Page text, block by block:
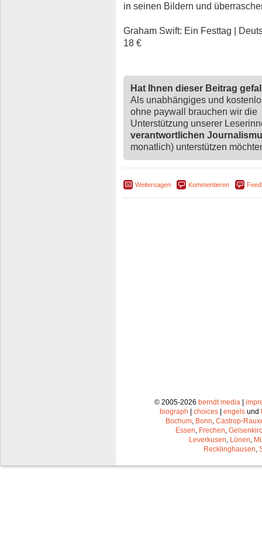
in seinen Bildern und
Graham Swift: Ein Festtag |
18 €
Hat Ihnen dieser Beitrag
Als unabhängiges und
ohne paywall brauchen wir die
Unterstützung unserer
verantwortlichen
monatlich) unterstützen
Weitersagen Kommentieren
© 2005-2026 berndt media|
biograph
choices engels und
Bochum, Bonn, Castrop-
Essen, Frechen,
Leverkusen, Lünen,
Recklinghausen,